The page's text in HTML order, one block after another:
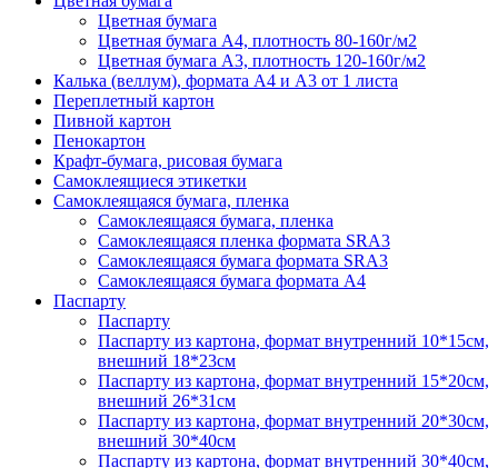
Цветная бумага
Цветная бумага А4, плотность 80-160г/м2
Цветная бумага А3, плотность 120-160г/м2
Калька (веллум), формата А4 и А3 от 1 листа
Переплетный картон
Пивной картон
Пенокартон
Крафт-бумага, рисовая бумага
Самоклеящиеся этикетки
Самоклеящаяся бумага, пленка
Самоклеящаяся бумага, пленка
Самоклеящаяся пленка формата SRА3
Самоклеящаяся бумага формата SRА3
Самоклеящаяся бумага формата А4
Паспарту
Паспарту
Паспарту из картона, формат внутренний 10*15см,
внешний 18*23см
Паспарту из картона, формат внутренний 15*20см,
внешний 26*31см
Паспарту из картона, формат внутренний 20*30см,
внешний 30*40см
Паспарту из картона, формат внутренний 30*40см,